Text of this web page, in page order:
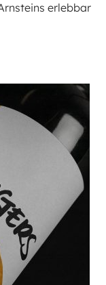
erlebbar